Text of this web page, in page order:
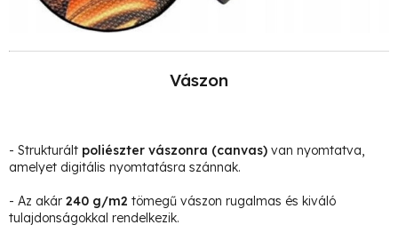
Vászon
- Strukturált poliészter vászonra (canvas) van nyomtatva,
amelyet digitális nyomtatásra szánnak.
- Az akár 240 g/m2 tömegű vászon rugalmas és kiváló
tulajdonságokkal rendelkezik.